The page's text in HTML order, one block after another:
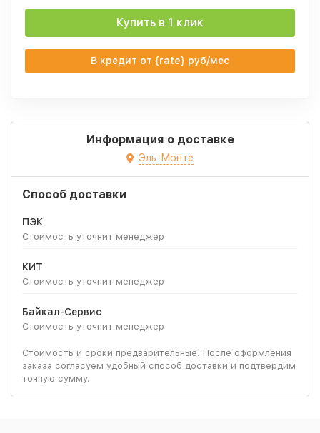
Купить в 1 клик
В кредит от {rate} руб/мес
Информация о доставке
Эль-Монте
Способ доставки
ПЭК
Стоимость уточнит менеджер
КИТ
Стоимость уточнит менеджер
Байкал-Сервис
Стоимость уточнит менеджер
Стоимость и сроки предварительные. После оформления
заказа согласуем удобный способ доставки и подтвердим
точную сумму.